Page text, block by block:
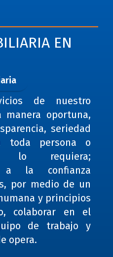
EN
de nuestro
oportuna,
seriedad
toda persona o
lo requiera;
a la confianza
por medio de un
y principios
colaborar en el
de trabajo y
opera.